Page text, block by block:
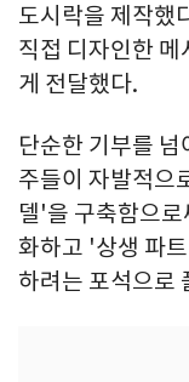
도시락을 제작했
직접 디자인한 메
게 전달했다.
단순한 기부를
주들이 자발적으
델'을 구축함으
화하고 '상생 파
하려는 포석으로